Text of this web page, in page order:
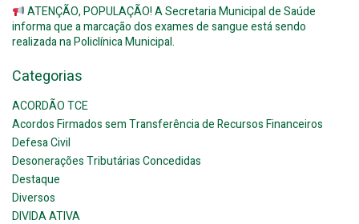
ATENÇÃO, POPULAÇÃO! A Secretaria Municipal de Saúde
informa que a marcação dos exames de sangue está sendo
realizada na Policlínica Municipal.
Categorias
ACORDÃO TCE
Acordos Firmados sem Transferência de Recursos Financeiros
Defesa Civil
Desonerações Tributárias Concedidas
Destaque
Diversos
DIVIDA ATIVA